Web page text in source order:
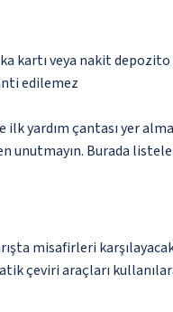
kartı veya nakit
edilemez
yardım çantası yer
unutmayın. Burada
misafirleri
çeviri araçları